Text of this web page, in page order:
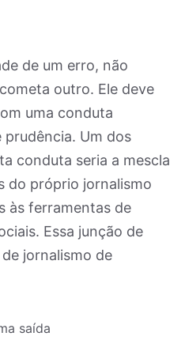
de um erro, não
outro. Ele deve
uma conduta
Um dos
conduta seria a mescla
do próprio jornalismo
às ferramentas de
Essa junção de
jornalismo de
saída